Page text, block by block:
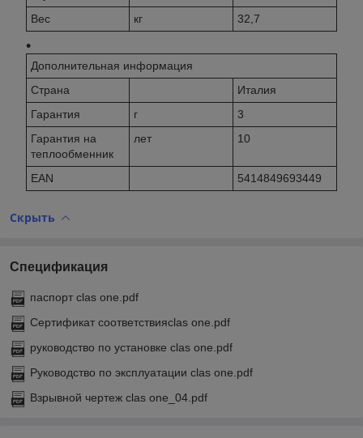
Вес
кг 32,7
Дополнительная информация
Страна
Италия
Гарантия
г
3
Гарантия на
теплообменник
лет 10
EAN 5414849693449
Скрыть
Спецификация
паспорт clas one.pdf
Cертификат соответствияclas one.pdf
руководство по установке clas one.pdf
Руководство по эксплуатации clas one.pdf
Взрывной чертеж clas one_04.pdf